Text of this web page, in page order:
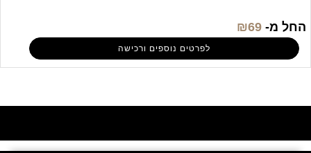
החל מ- ₪69
לפרטים נוספים ורכישה